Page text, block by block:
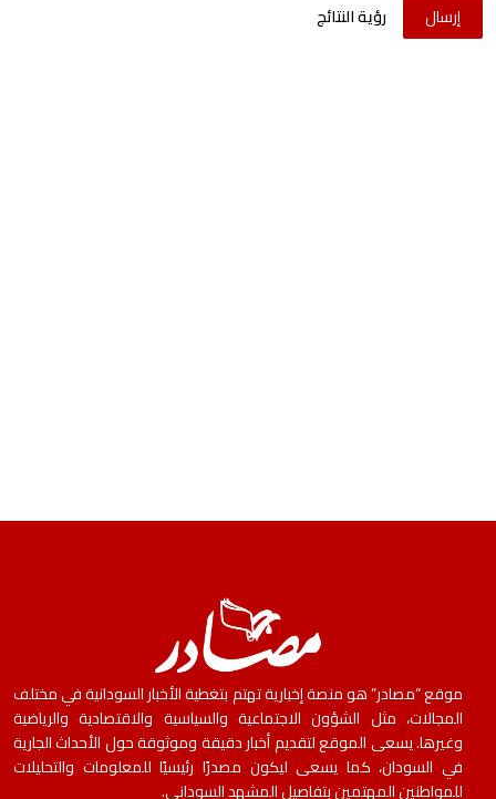
إرسال رؤية النتائج
موقع “مصادر” هو منصة إخبارية تهتم بتغطية الأخبار السودانية في مختلف
المجالات، مثل الشؤون الاجتماعية والسياسية والاقتصادية والرياضية
وغيرها. يسعى الموقع لتقديم أخبار دقيقة وموثوقة حول الأحداث الجارية
في السودان، كما يسعى ليكون مصدرًا رئيسيًا للمعلومات والتحليلات
للمواطنين المهتمين بتفاصيل المشهد السوداني.